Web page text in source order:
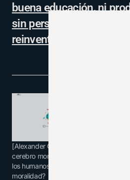
buena educación, ni
sin personas preparadas
reinventarse”
[Alexander Ortiz] El
cerebro moral: ¿Nacemos
los humanos con
moralidad?